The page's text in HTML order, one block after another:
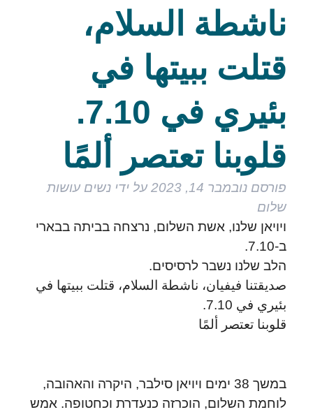
ناشطة السلام،
قتلت ببيتها في
بئيري في 7.10.
قلوبنا تعتصر ألمًا
פורסם נובמבר 14, 2023 על ידי נשים עושות
שלום
ויויאן שלנו, אשת השלום, נרצחה בביתה בבארי
ב-7.10.
הלב שלנו נשבר לרסיסים.
صديقتنا فيفيان، ناشطة السلام، قتلت ببيتها في
بئيري في 7.10.
قلوبنا تعتصر ألمًا
במשך 38 ימים ויויאן סילבר, היקרה והאהובה,
לוחמת השלום, הוכרזה כנעדרת וכחטופה. אמש